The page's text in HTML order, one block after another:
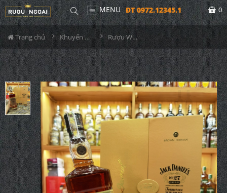
MENU ĐT 0972.12345.1 0
Trang chủ Khuyến Mãi Lớn Rượu Whisky Jack Daniels Gold No27 Hộp Quà